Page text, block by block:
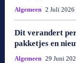
Algemeen 2 Juli 2026
Dit verandert
pakketjes en
Algemeen 29 Juni